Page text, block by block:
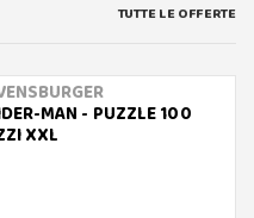
TUTTE LE OFFERTE
MAN - PUZZLE 100
XXL